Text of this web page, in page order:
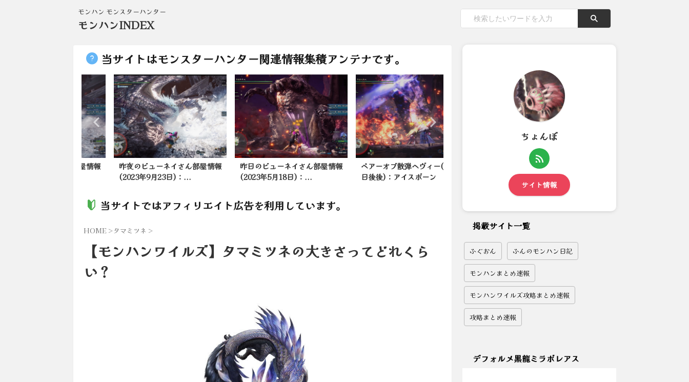
モンハン モンスターハンター
モンハンINDEX
当サイトはモンスターハンター関連情報集積アンテナです。
昨夜のビューネイさん部屋情報
(2023年9月23日)：...
昨日のビューネイさん部屋情報
(2023年5月18日)：...
ペアーオブ散弾ヘヴィー(3月12
日後後)：アイスボーン
『モンスターハンターワイル
ズ』発表！2025年発売予定
当サイトではアフィリエイト広告を利用しています。
HOME >タマミツネ >
【モンハンワイルズ】タマミツネの大きさってどれくら
い？
ちょんぼ
サイト情報
掲載サイト一覧
ふぐおん ふんのモンハン日記
モンハンまとめ速報
モンハンワイルズ攻略まとめ速報
攻略まとめ速報
デフォルメ黒龍ミラボレアス